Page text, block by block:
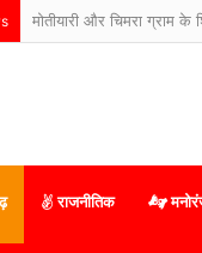
मोतीयारी और चिमरा ग्राम
राजनीतिक